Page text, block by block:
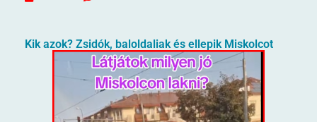
Kik azok? Zsidók, baloldaliak és ellepik Miskolcot